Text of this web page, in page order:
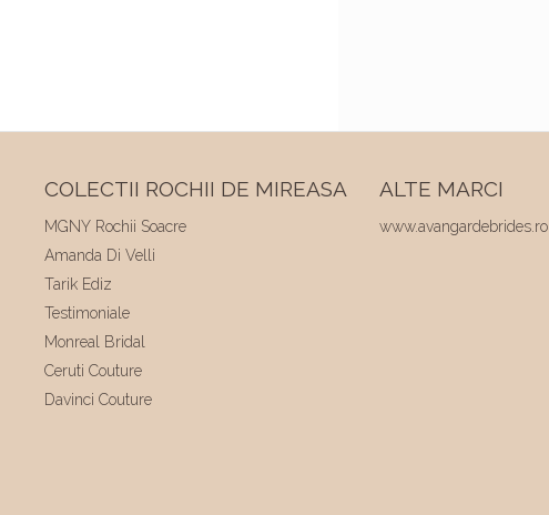
COLECTII ROCHII DE MIREASA
MGNY Rochii Soacre
Amanda Di Velli
Tarik Ediz
Testimoniale
Monreal Bridal
Ceruti Couture
Davinci Couture
ALTE MARCI
www.avangardebrides.ro